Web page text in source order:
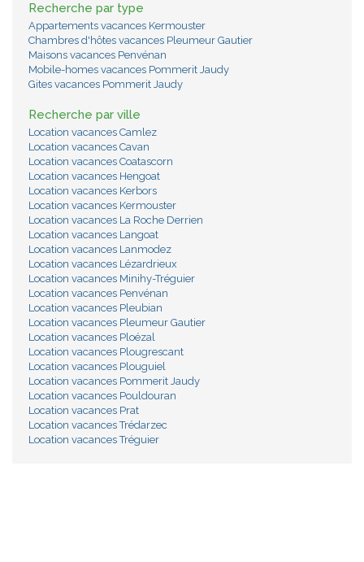
Recherche par type
Appartements vacances Kermouster
Chambres d'hôtes vacances Pleumeur Gautier
Maisons vacances Penvénan
Mobile-homes vacances Pommerit Jaudy
Gites vacances Pommerit Jaudy
Recherche par ville
Location vacances Camlez
Location vacances Cavan
Location vacances Coatascorn
Location vacances Hengoat
Location vacances Kerbors
Location vacances Kermouster
Location vacances La Roche Derrien
Location vacances Langoat
Location vacances Lanmodez
Location vacances Lézardrieux
Location vacances Minihy-Tréguier
Location vacances Penvénan
Location vacances Pleubian
Location vacances Pleumeur Gautier
Location vacances Ploézal
Location vacances Plougrescant
Location vacances Plouguiel
Location vacances Pommerit Jaudy
Location vacances Pouldouran
Location vacances Prat
Location vacances Trédarzec
Location vacances Tréguier